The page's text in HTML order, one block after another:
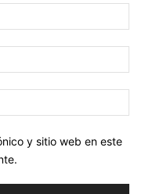
y sitio web en este